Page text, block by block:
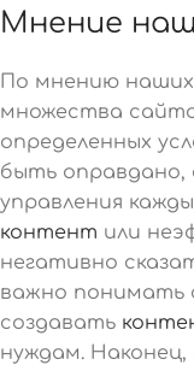
Мнение
По мнению наших
множества
определенных
быть оправдано,
управления
контент или
негативно
важно понимать
создавать
нуждам.